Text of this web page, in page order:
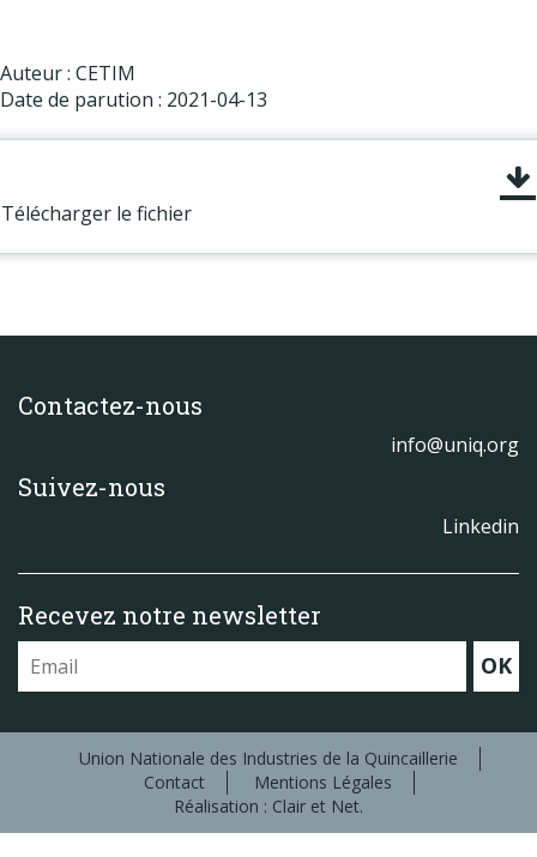
Auteur : CETIM
Date de parution : 2021-04-13
Télécharger le fichier
Contactez-nous
info@uniq.org
Suivez-nous
Linkedin
Recevez notre newsletter
OK
Union Nationale des Industries de la Quincaillerie
Contact
Mentions Légales
Réalisation : Clair et Net.